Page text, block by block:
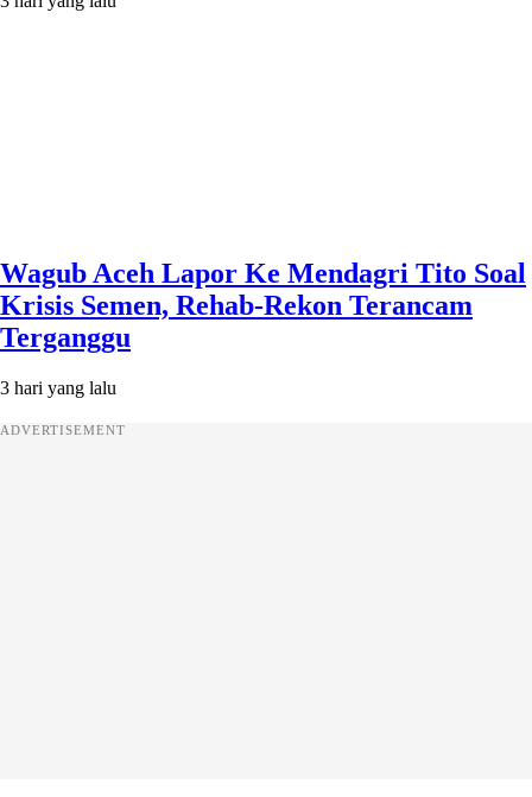
Wagub Aceh Lapor Ke Mendagri Tito Soal
Krisis Semen, Rehab-Rekon Terancam
Terganggu
3 hari yang lalu
ADVERTISEMENT